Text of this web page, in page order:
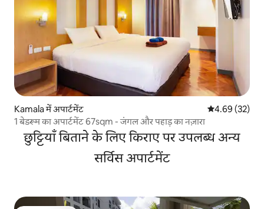
Kamala में अपार्टमेंट औसत रेटिंग 5 में
4.69 (32)
1 बेडरूम का अपार्टमेंट 67sqm - जंगल और पहाड़ का नज़ारा
छुट्टियाँ बिताने के लिए किराए पर उपलब्ध अन्य
सर्विस अपार्टमेंट